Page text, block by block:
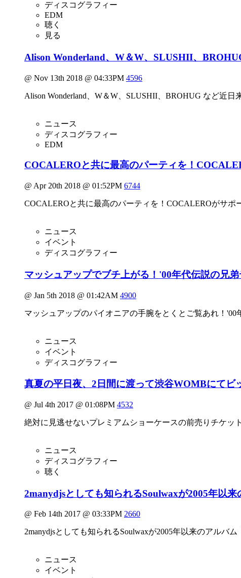
ディスコグラフィー
EDM
聴く
見る
Alison Wonderland、W＆W、SLUSHII、
@ Nov 13th 2018 @ 04:33PM 4596
Alison Wonderland、W＆W、SLUSHII、BROHUG など近日
ニュース
ディスコグラフィー
EDM
COCALEROと共に最高のパーティを！
@ Apr 20th 2018 @ 01:52PM 6744
COCALEROと共に最高のパーティを！COCALEROがサポ
ニュース
イベント
ディスコグラフィー
マッシュアップでブチ上がる！'00年代伝説の兄
@ Jan 5th 2018 @ 01:42AM 4900
マッシュアップのパイオニアの手腕をとくとご覧あれ！'00
ニュース
イベント
ディスコグラフィー
真夏の平日夜、2日間に渡って渋谷WOMBにてビ
@ Jul 4th 2017 @ 01:08PM 4532
絶対に見逃せないプレミアムショーケースの前売りチケッ
ニュース
ディスコグラフィー
聴く
2manydjsとしても知られるSoulwaxが2005年以来
@ Feb 14th 2017 @ 03:33PM 2660
2manydjsとしても知られるSoulwaxが2005年以来のアルバム
ニュース
イベント